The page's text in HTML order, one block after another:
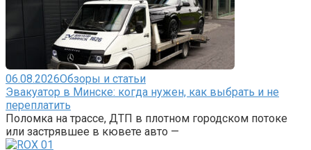
06.08.2026Обзоры и статьи
Эвакуатор в Минске: когда нужен, как выбрать и не
переплатить
Поломка на трассе, ДТП в плотном городском потоке
или застрявшее в кювете авто —